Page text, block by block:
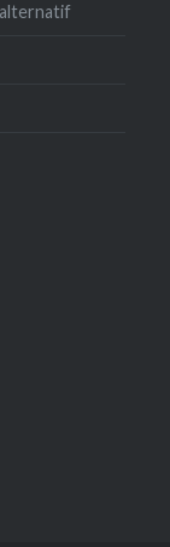
alternatif